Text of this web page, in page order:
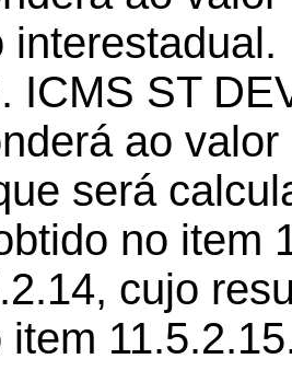
interestadual.
ICMS ST
ao
será
no item
cujo
item